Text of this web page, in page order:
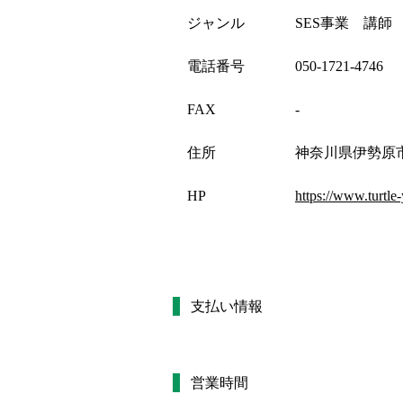
ジャンル SES事業 講師
電話番号 050-1721-4746
FAX -
住所 神奈川県伊勢原
HP https://
支払い情報
営業時間